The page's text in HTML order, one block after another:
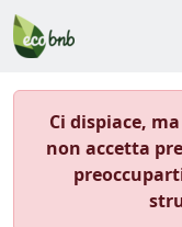
Ci dispiace,
non accetta